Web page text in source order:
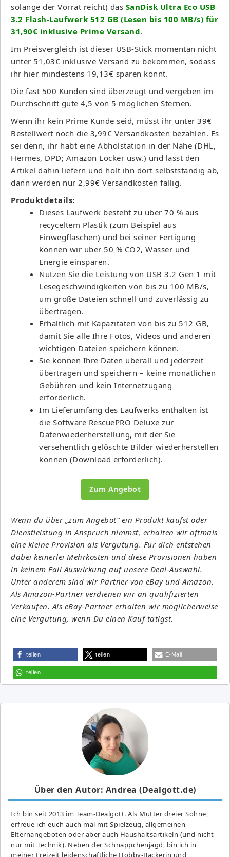
solange der Vorrat reicht) das SanDisk Ultra Eco USB
3.2 Flash-Laufwerk 512 GB (Lesen bis 100 MB/s) für
31,90€ inklusive Prime Versand.
Im Preisvergleich ist dieser USB-Stick momentan nicht
unter 51,03€ inklusive Versand zu bekommen, sodass
ihr hier mindestens 19,13€ sparen könnt.
Die fast 500 Kunden sind überzeugt und vergeben im
Durchschnitt gute 4,5 von 5 möglichen Sternen.
Wenn ihr kein Prime Kunde seid, müsst ihr unter 39€
Bestellwert noch die 3,99€ Versandkosten bezahlen. Es
sei denn, ihr habt eine Abholstation in der Nähe (DHL,
Hermes, DPD; Amazon Locker usw.) und lasst den
Artikel dahin liefern und holt ihn dort selbstständig ab,
dann werden nur 2,99€ Versandkosten fällig.
Produktdetails:
Dieses Laufwerk besteht zu über 70 % aus
recyceltem Plastik (zum Beispiel aus
Einwegflaschen) und bei seiner Fertigung
können wir über 50 % CO2, Wasser und
Energie einsparen.
Nutzen Sie die Leistung von USB 3.2 Gen 1 mit
Lesegeschwindigkeiten von bis zu 100 MB/s,
um große Dateien schnell und zuverlässig zu
übertragen.
Erhältlich mit Kapazitäten von bis zu 512 GB,
damit Sie alle Ihre Fotos, Videos und anderen
wichtigen Dateien speichern können.
Sie können Ihre Daten überall und jederzeit
übertragen und speichern – keine monatlichen
Gebühren und kein Internetzugang
erforderlich.
Im Lieferumfang des Laufwerks enthalten ist
die Software RescuePRO Deluxe zur
Datenwiederherstellung, mit der Sie
versehentlich gelöschte Bilder wiederherstellen
können (Download erforderlich).
Zum Angebot
Wenn du über „zum Angebot“ ein Produkt kaufst oder
Dienstleistung in Anspruch nimmst, erhalten wir oftmals
eine kleine Provision als Vergütung. Für dich entstehen
dabei keinerlei Mehrkosten und diese Provisionen haben
in keinem Fall Auswirkung auf unsere Deal-Auswahl.
Unter anderem sind wir Partner von eBay und Amazon.
Als Amazon-Partner verdienen wir an qualifizierten
Verkäufen. Als eBay-Partner erhalten wir möglicherweise
eine Vergütung, wenn Du einen Kauf tätigst.
teilen teilen E-Mail
teilen
Über den Autor: Andrea (Dealgott.de)
Ich bin seit 2013 im Team-Dealgott. Als Mutter dreier Söhne,
erfreue ich euch auch mal mit Spielzeug, allgemeinen
Elternangeboten oder aber auch Haushaltsartikeln (und nicht
nur mit Technik). Neben der Schnäppchenjagd, bin ich in
meiner Freizeit leidenschaftliche Hobby-Bäckerin und